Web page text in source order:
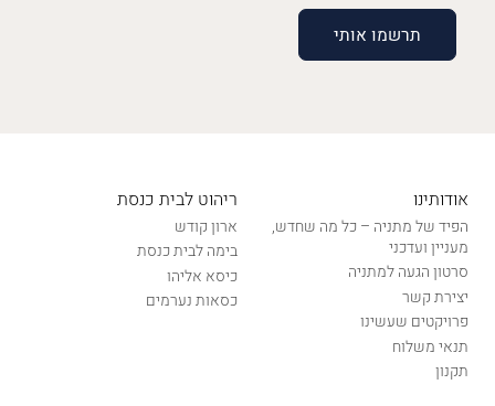
אודותינו
הפיד של מתניה – כל מה שחדש,
מעניין ועדכני
סרטון הגעה למתניה
יצירת קשר
פרויקטים שעשינו
תנאי משלוח
תקנון
ריהוט לבית כנסת
ארון קודש
בימה לבית כנסת
כיסא אליהו
כסאות נערמים